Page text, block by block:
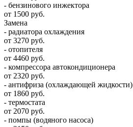
- бензинового инжектора
от 1500 руб.
Замена
- радиатора охлаждения
от 3270 руб.
- отопителя
от 4460 руб.
- компрессора автокондиционера
от 2320 руб.
- антифриза (охлаждающей жидкости)
от 1860 руб.
- термостата
от 2070 руб.
- помпы (водяного насоса)